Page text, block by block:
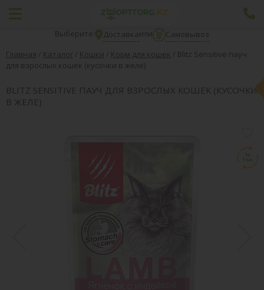
Выберите: Доставкаили
Самовывоз
Главная / Каталог / Кошки / Корм для кошек / Blitz Sensitive пауч
для взрослых кошек (кусочки в желе)
BLITZ SENSITIVE ПАУЧ ДЛЯ ВЗРОСЛЫХ КОШЕК (КУСОЧКИ
В ЖЕЛЕ)